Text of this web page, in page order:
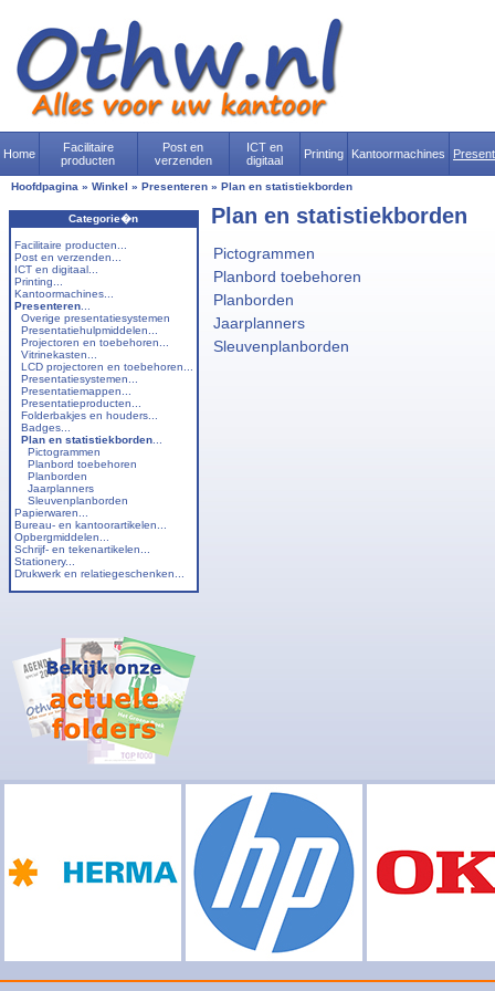
Home
Facilitaire
producten
Post en
verzenden
ICT en
digitaal
Printing Kantoormachines
Hoofdpagina » Winkel » Presenteren » Plan en statistiekborden
Categorie�n
Facilitaire producten...
Post en verzenden...
ICT en digitaal...
Printing...
Kantoormachines...
Presenteren
Overige presentatiesystemen
Presentatiehulpmiddelen...
Projectoren en toebehoren...
Vitrinekasten...
LCD projectoren en toebehoren...
Presentatiesystemen...
Presentatiemappen...
Presentatieproducten...
Folderbakjes en houders...
Badges...
Plan en statistiekborden
Pictogrammen
Planbord toebehoren
Planborden
Jaarplanners
Sleuvenplanborden
Papierwaren...
Bureau- en kantoorartikelen...
Opbergmiddelen...
Schrijf- en tekenartikelen...
Stationery...
Drukwerk en relatiegeschenken...
Plan en statistiekborden
Pictogrammen
Planbord toebehoren
Planborden
Jaarplanners
Sleuvenplanborden